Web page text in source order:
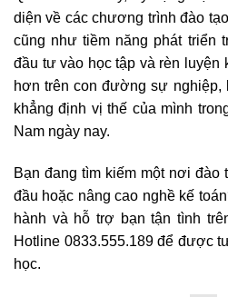
diện về các chương trình đào
cũng như tiềm năng phát triển
đầu tư vào học tập và rèn luyện
hơn trên con đường sự
khẳng định vị thế của mình
Nam ngày nay.
Bạn đang tìm kiếm một nơi đào
đầu hoặc nâng cao nghề kế
hành và hỗ trợ bạn tận tình
Hotline 0833.555.189 để được
học.